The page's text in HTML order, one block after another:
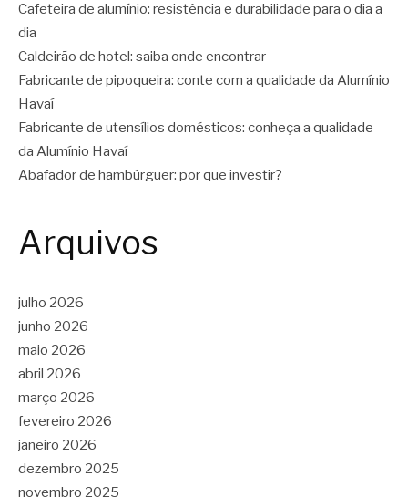
Cafeteira de alumínio: resistência e durabilidade para o dia a
dia
Caldeirão de hotel: saiba onde encontrar
Fabricante de pipoqueira: conte com a qualidade da Alumínio
Havaí
Fabricante de utensílios domésticos: conheça a qualidade
da Alumínio Havaí
Abafador de hambúrguer: por que investir?
Arquivos
julho 2026
junho 2026
maio 2026
abril 2026
março 2026
fevereiro 2026
janeiro 2026
dezembro 2025
novembro 2025